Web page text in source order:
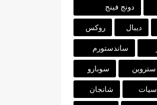
دونج فينج
ديبال روكس
ساندستورم
ستروين سوبارو
سيات شانجان